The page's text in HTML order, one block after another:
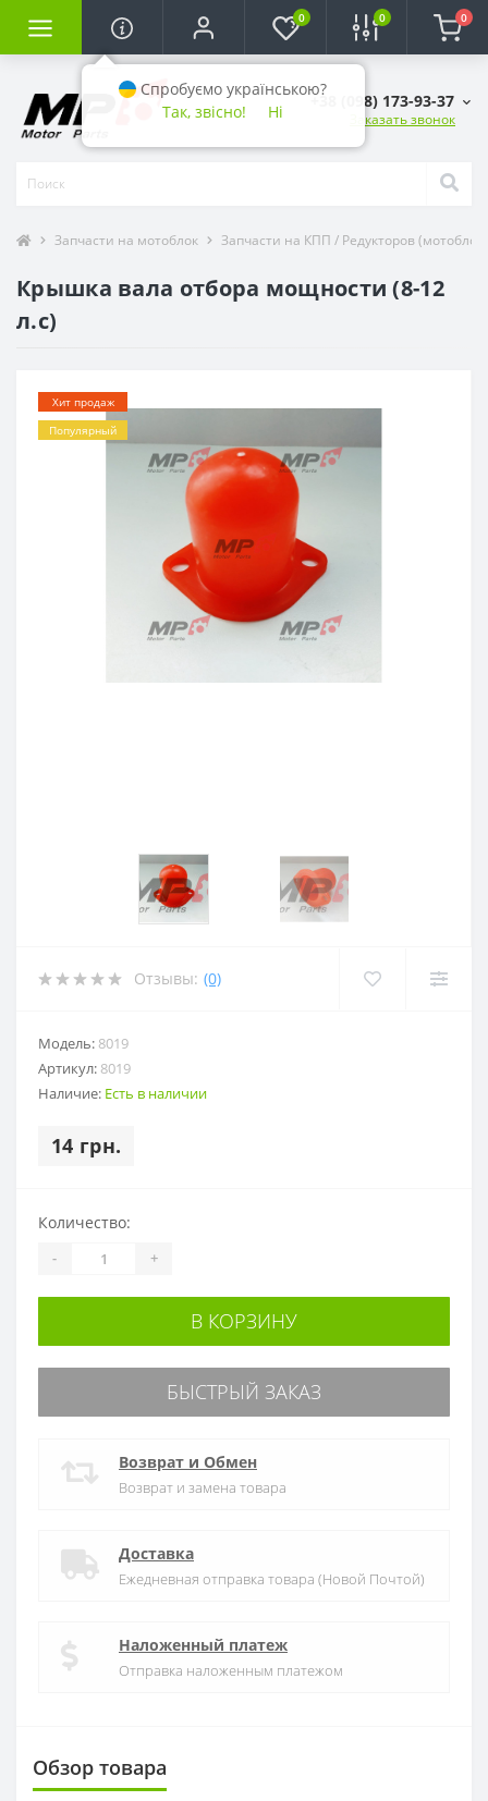
0 0 0
+38 (098) 173-93-37
Заказать звонок
Запчасти на мотоблок Запчасти на КПП / Редукторов
Крышка вала отбора мощности (8-12
л.с)
Хит продаж
Популярный
Отзывы: (0)
Модель: 8019
Артикул: 8019
Наличие: Есть в наличии
14 грн.
Количество:
- +
В КОРЗИНУ
БЫСТРЫЙ ЗАКАЗ
Возврат и Обмен
Возврат и замена товара
Доставка
Ежедневная отправка товара (Новой Почтой)
Наложенный платеж
Отправка наложенным платежом
Обзор товара
Спробуємо українською?
Так, звісно!
Ні